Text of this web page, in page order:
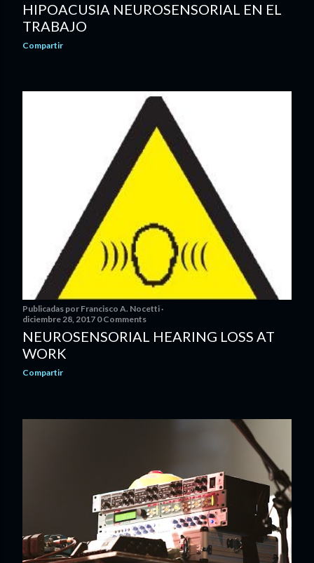
HIPOACUSIA NEUROSENSORIAL EN EL
TRABAJO
Compartir
Publicadas por Francisco A. Nocetti
diciembre 28, 2017 0 Comments
NEUROSENSORIAL HEARING LOSS AT
WORK
Compartir